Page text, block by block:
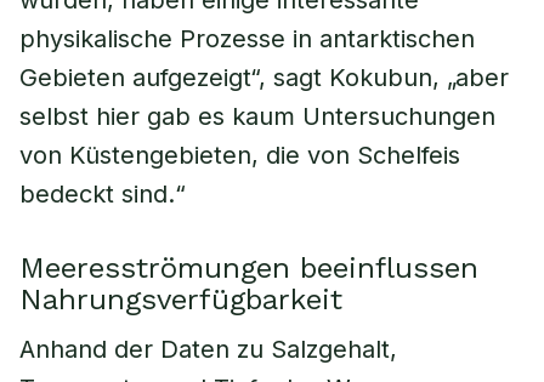
physikalische Prozesse in antarktischen
Gebieten aufgezeigt“, sagt Kokubun, „aber
selbst hier gab es kaum Untersuchungen
von Küstengebieten, die von Schelfeis
bedeckt sind.“
Meeresströmungen beeinflussen
Nahrungsverfügbarkeit
Anhand der Daten zu Salzgehalt,